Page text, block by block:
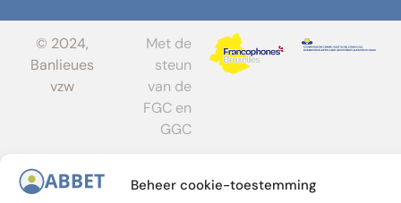
Beheer cookie-toestemming
© 2024,
Banlieues
vzw
Met de
steun
van de
FGC en
GGC